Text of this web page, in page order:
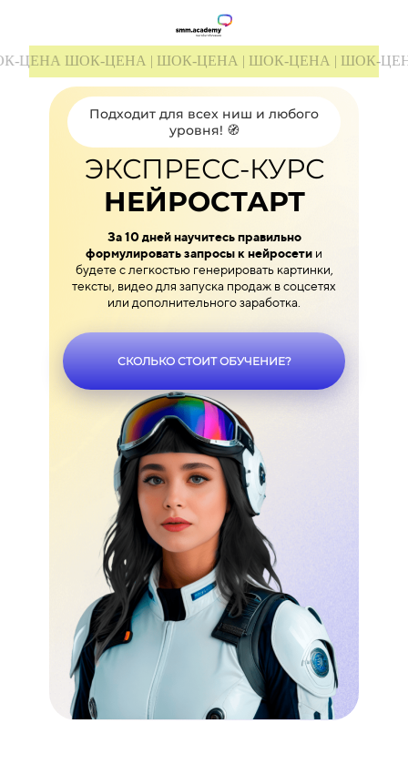
| ШОК-ЦЕНА ШОК-ЦЕНА | ШОК-ЦЕНА | ШОК-ЦЕНА |
Подходит для всех ниш и любого
уровня! 🧭
ЭКСПРЕСС-КУРС
НЕЙРОСТАРТ
За 10 дней научитесь правильно
формулировать запросы к нейросети и
будете с легкостью генерировать картинки,
тексты, видео для запуска продаж в соцсетях
или дополнительного заработка.
СКОЛЬКО СТОИТ ОБУЧЕНИЕ?
10
11
12
13
14
15
16
17
18
19
20
21
22
23
24
25
26
16
17
18
19
20
21
22
23
24
25
26
27
28
29
30
31
32